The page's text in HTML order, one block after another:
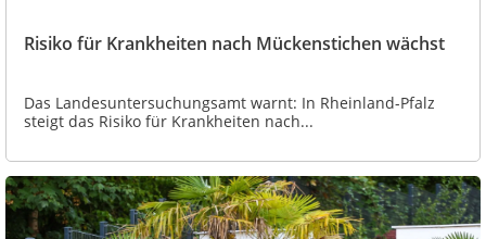
Risiko für Krankheiten nach Mückenstichen wächst
Das Landesuntersuchungsamt warnt: In Rheinland-Pfalz
steigt das Risiko für Krankheiten nach...